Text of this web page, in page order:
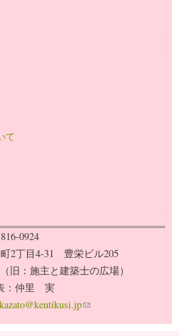
て
816-0924
2丁目4-31 豊栄ビル205
旧：施主と建築士の広場）
：仲里 実
(link sends e-mail)